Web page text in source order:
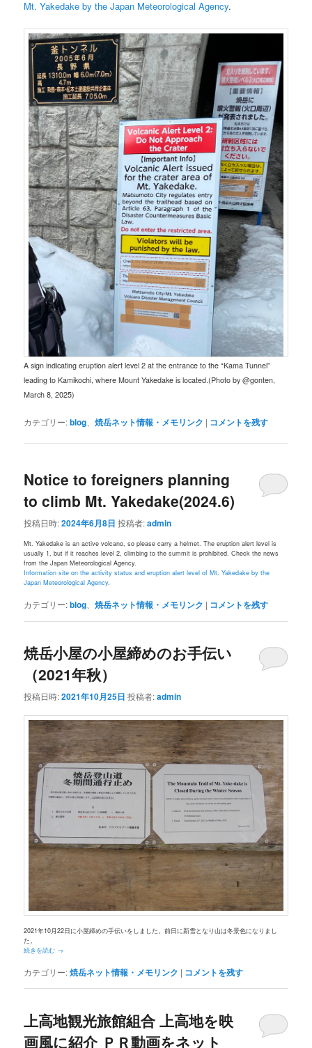
Mt. Yakedake by the Japan Meteorological Agency.
A sign indicating eruption alert level 2 at the entrance to the “Kama Tunnel”
leading to Kamikochi, where Mount Yakedake is located.(Photo by @gonten,
March 8, 2025)
カテゴリー:blog 、焼岳ネット情報・メモリンク | コメントを残す
Notice to foreigners planning
to climb Mt. Yakedake(2024.6)
投稿日時:2024年6月8日 投稿者:admin
Mt. Yakedake is an active volcano, so please carry a helmet. The eruption alert level is
usually 1, but if it reaches level 2, climbing to the summit is prohibited. Check the news
from the Japan Meteorological Agency.
Information site on the activity status and eruption alert level of Mt. Yakedake by the
Japan Meteorological Agency.
カテゴリー:blog 、焼岳ネット情報・メモリンク | コメントを残す
焼岳小屋の小屋締めのお手伝い
（2021年秋）
投稿日時:2021年10月25日 投稿者:admin
2021年10月22日に小屋締めの手伝いをしました。前日に新雪となり山は冬景色になりまし
た。
続きを読む →
カテゴリー:焼岳ネット情報・メモリンク | コメントを残す
上高地観光旅館組合 上高地を映
画風に紹介 ＰＲ動画をネット